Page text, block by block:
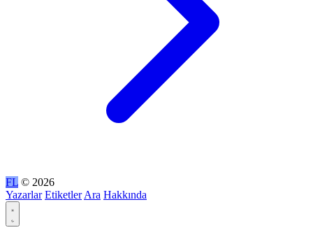
FL © 2026
Yazarlar Etiketler Ara Hakkında